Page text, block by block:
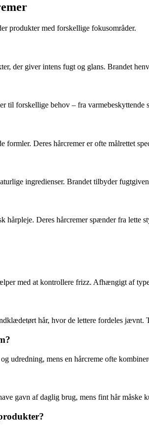
produkter med forskellige fokusområder.
der giver intens fugt og glans. Brandet
til forskellige behov – fra
formler. Deres hårcremer er ofte målrettet
ingredienser. Brandet tilbyder
Deres hårcremer spænder fra lette
med at kontrollere frizz. Afhængigt af
hår, hvor de lettere fordeles
udredning, mens en hårcreme ofte
gavn af daglig brug, mens fint hår måske